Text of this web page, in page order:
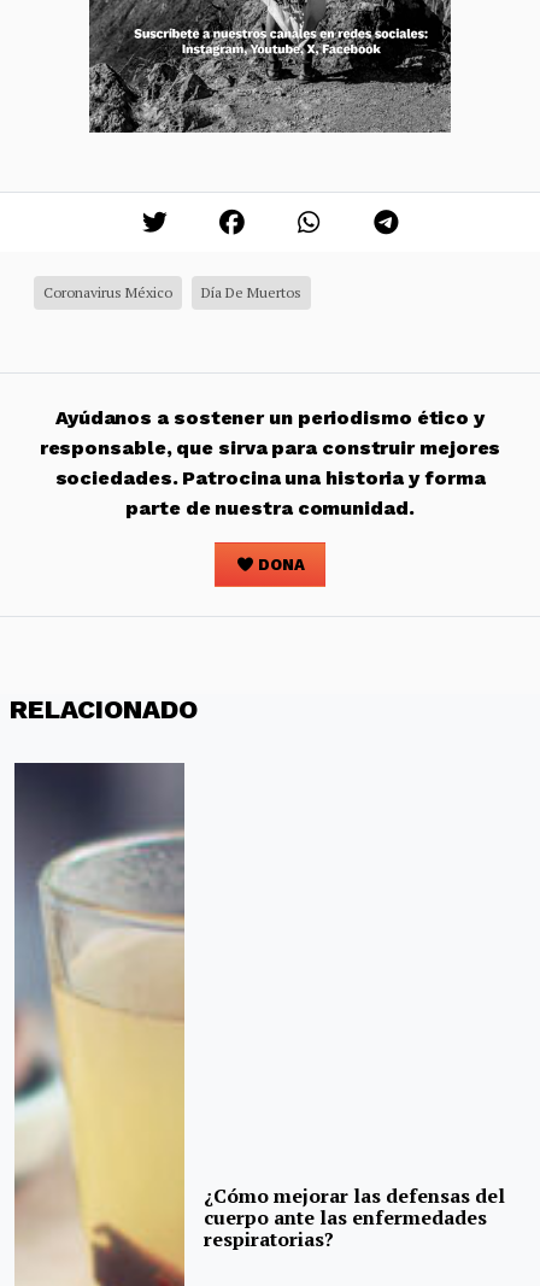
Coronavirus México Día De Muertos
Ayúdanos a sostener un periodismo ético y
responsable, que sirva para construir mejores
sociedades. Patrocina una historia y forma
parte de nuestra comunidad.
DONA
RELACIONADO
¿Cómo mejorar las defensas del
cuerpo ante las enfermedades
respiratorias?